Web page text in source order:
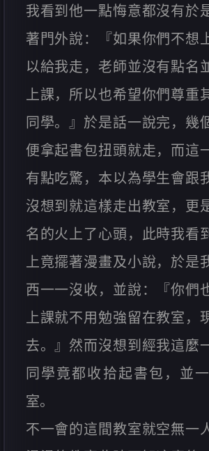
我看到他一點悔意都沒有於
著門外說：『如果你們不想
以給我走，老師並沒有點名
上課，所以也希望你們尊重
同學。』於是話一說完，幾
便拿起書包扭頭就走，而這
有點吃驚，本以為學生會跟
沒想到就這樣走出教室，更
名的火上了心頭，此時我看
上竟擺著漫畫及小說，於是
西一一沒收，並說：『你們
上課就不用勉強留在教室，
去。』然而沒想到經我這麼
同學竟都收拾起書包，並
室。
不一會的這間教室就空無一